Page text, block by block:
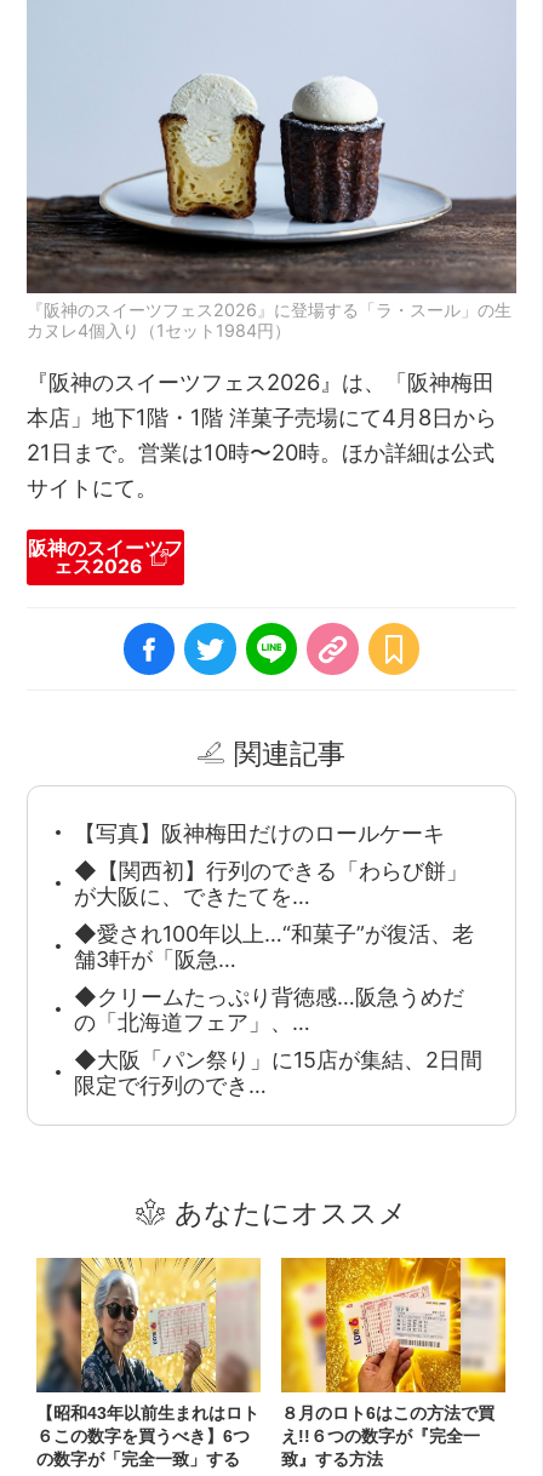
『阪神のスイーツフェス2026』に登場する「ラ・スール」の生
カヌレ4個入り（1セット1984円）
『阪神のスイーツフェス2026』は、「阪神梅田
本店」地下1階・1階 洋菓子売場にて4月8日から
21日まで。営業は10時〜20時。ほか詳細は公式
サイトにて。
阪神のスイーツフ
ェス2026
関連記事
【写真】阪神梅田だけのロールケーキ
◆【関西初】行列のできる「わらび餅」
が大阪に、できたてを…
◆愛され100年以上…“和菓子”が復活、老
舗3軒が「阪急…
◆クリームたっぷり背徳感…阪急うめだ
の「北海道フェア」、…
◆大阪「パン祭り」に15店が集結、2日間
限定で行列のでき…
あなたにオススメ
【昭和43年以前生まれはロト
６この数字を買うべき】6つ
の数字が「完全一致」する
８月のロト6はこの方法で買
え!!６つの数字が『完全一
致』する方法